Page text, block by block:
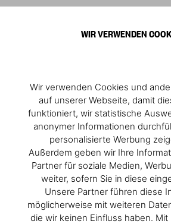
WIR VERWENDEN
Wir verwenden Cookies und
auf unserer Webseite, damit
funktioniert, wir statistische
anonymer Informationen
personalisierte Werbung
Außerdem geben wir Ihre
Partner für soziale Medien,
weiter, sofern Sie in diese
Unsere Partner führen diese
möglicherweise mit weiteren
die wir keinen Einfluss haben. Mit